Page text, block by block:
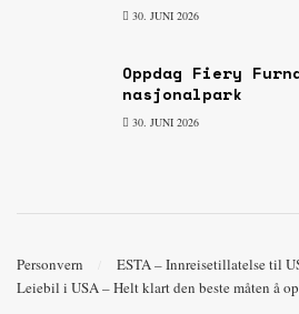
30. JUNI 2026
Oppdag Fiery
nasjonalpark
30. JUNI 2026
Personvern
ESTA – Innreisetillatelse til
Leiebil i USA – Helt klart den beste måten å